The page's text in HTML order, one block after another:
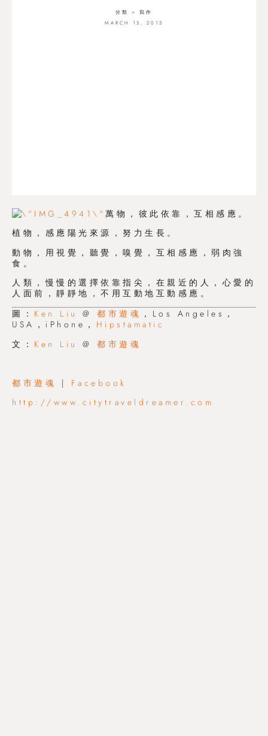
分類 >
寫作
MARCH 15, 2015
萬物，彼此依靠，互相感應。
植物，感應陽光來源，努力生長。
動物，用視覺，聽覺，嗅覺，互相感應，弱肉強
食。
人類，慢慢的選擇依靠指尖，在親近的人，心愛的
人面前，靜靜地，不用互動地互動感應。
圖： Ken Liu @ 都市遊魂 ，Los Angeles，
USA，iPhone， Hipstamatic
文： Ken Liu @ 都市遊魂
都市遊魂 | Facebook
http://www.citytraveldreamer.com